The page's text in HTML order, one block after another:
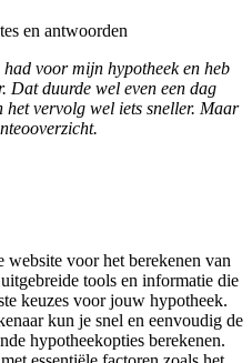
en antwoorden
voor mijn hypotheek en heb
Dat duurde wel even een dag
vervolg wel iets sneller. Maar
voor het berekenen van
tools en informatie die
keuzes voor jouw hypotheek.
kun je snel en eenvoudig de
hypotheekopties berekenen.